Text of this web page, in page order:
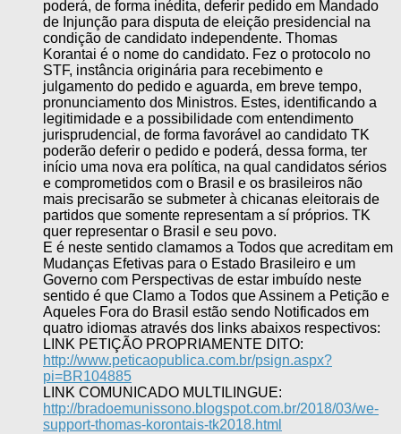
poderá, de forma inédita, deferir pedido em Mandado
de Injunção para disputa de eleição presidencial na
condição de candidato independente. Thomas
Korantai é o nome do candidato. Fez o protocolo no
STF, instância originária para recebimento e
julgamento do pedido e aguarda, em breve tempo,
pronunciamento dos Ministros. Estes, identificando a
legitimidade e a possibilidade com entendimento
jurisprudencial, de forma favorável ao candidato TK
poderão deferir o pedido e poderá, dessa forma, ter
início uma nova era política, na qual candidatos sérios
e comprometidos com o Brasil e os brasileiros não
mais precisarão se submeter à chicanas eleitorais de
partidos que somente representam a sí próprios. TK
quer representar o Brasil e seu povo.
E é neste sentido clamamos a Todos que acreditam em
Mudanças Efetivas para o Estado Brasileiro e um
Governo com Perspectivas de estar imbuído neste
sentido é que Clamo a Todos que Assinem a Petição e
Aqueles Fora do Brasil estão sendo Notificados em
quatro idiomas através dos links abaixos respectivos:
LINK PETIÇÃO PROPRIAMENTE DITO:
http://www.peticaopublica.com.br/psign.aspx?
pi=BR104885
LINK COMUNICADO MULTILINGUE:
http://bradoemunissono.blogspot.com.br/2018/03/we-
support-thomas-korontais-tk2018.html